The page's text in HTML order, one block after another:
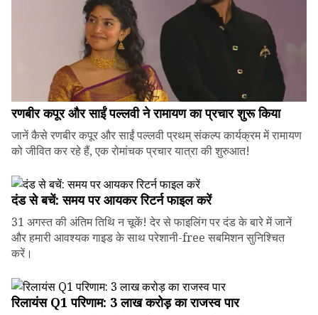
रणबीर कपूर और साईं पल्लवी ने रामायण का प्रचार शुरू किया
जानें कैसे रणबीर कपूर और साईं पल्लवी प्रथम् संकल्प कार्यक्रम में रामायण
को जीवित कर रहे हैं, एक रोमांचक प्रचार यात्रा की शुरुआत!
दंड से बचें: समय पर आयकर रिटर्न फाइल करें
31 अगस्त की अंतिम तिथि न चूकें! देर से फाइलिंग पर दंड के बारे में जानें
और हमारी आवश्यक गाइड के साथ परेशानी-free सबमिशन सुनिश्चित
करें।
रिलायंस Q1 परिणाम: ₹3 लाख करोड़ का राजस्व पार